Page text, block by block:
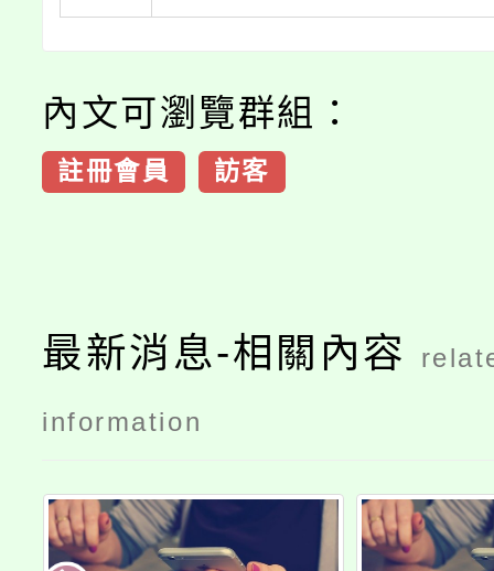
內文可瀏覽群組：
註冊會員 訪客
最新消息-相關內容
information